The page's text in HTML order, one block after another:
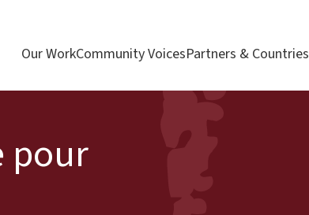
Our WorkCommunity VoicesPartners & Countries
pour